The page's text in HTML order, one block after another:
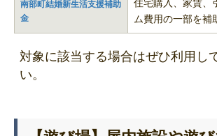
南部町結婚新生活支援補助
金
住宅購入、家賃、
ム費用の一部を補
対象に該当する場合はぜひ利用し
い。